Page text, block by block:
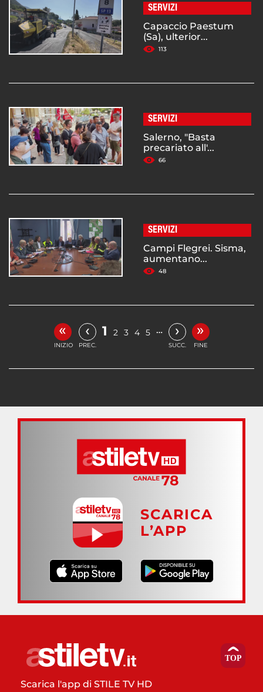
SERVIZI
Capaccio Paestum
(Sa), ulterior...
113
SERVIZI
Salerno, "Basta
precariato all'...
66
SERVIZI
Campi Flegrei. Sisma,
aumentano...
48
«
INIZIO
‹
PREC.
1 2 3 4 5 … ›
SUCC.
»
FINE
SCARICA
L’APP
Scarica l'app di STILE TV HD